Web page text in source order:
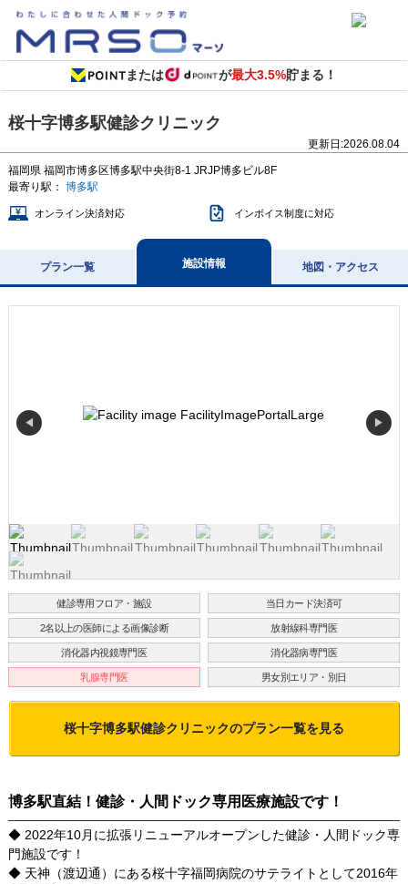
または が最大3.5%貯まる！
桜十字博多駅健診クリニック
更新日:2026.08.04
福岡県 福岡市博多区博多駅中央街8-1 JRJP博多ビル8F
最寄り駅： 博多駅
オンライン決済対応 インボイス制度に対応
プラン一覧 施設情報 地図・アクセス
◀ ▶
健診専用フロア・施設 当日カード決済可
2名以上の医師による画像診断 放射線科専門医
消化器内視鏡専門医 消化器病専門医
乳腺専門医 男女別エリア・別日
桜十字博多駅健診クリニックのプラン一覧を見る
博多駅直結！健診・人間ドック専用医療施設です！
◆ 2022年10月に拡張リニューアルオープンした健診・人間ドック専
門施設です！
◆ 天神（渡辺通）にある桜十字福岡病院のサテライトとして2016年